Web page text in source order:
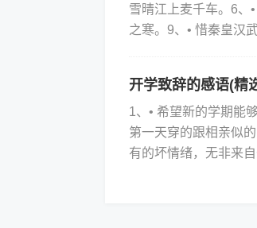
雪晴江上麦千车。6、
之寒。9、• 惜秦皇汉
开学致辞的感语(精
1、• 希望新的学期能
第一天穿的跟相亲似
有的坏情绪，无非来